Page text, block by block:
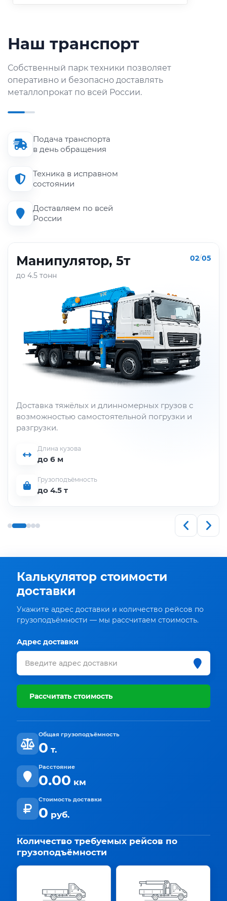
Наш транспорт
Собственный парк техники позволяет
оперативно и безопасно доставлять
металлопрокат по всей России.
Подача транспорта
в день обращения
Техника в исправном
состоянии
Доставляем по всей
России
Манипулятор, 5т
до 4.5 тонн
02/05
Доставка тяжёлых и длинномерных грузов с
возможностью самостоятельной погрузки и
разгрузки.
Длина кузова
до 6 м
Грузоподъёмность
до 4.5 т
Калькулятор стоимости
доставки
Укажите адрес доставки и количество рейсов по
грузоподъёмности — мы рассчитаем стоимость.
Адрес доставки
Рассчитать стоимость
Общая грузоподъёмность
0 т.
Расстояние
0.00 км
Стоимость доставки
0 руб.
Количество требуемых рейсов по
грузоподъёмности